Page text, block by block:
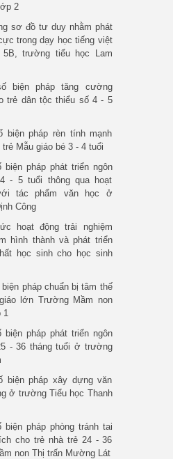
2
sơ đồ tư duy nhằm phát
trong dạy học tiếng việt
trường tiểu học Lam
biện pháp tăng cường
trẻ dân tộc thiểu số 4 - 5
biện pháp rèn tính mạnh
Mẫu giáo bé 3 - 4 tuổi
biện pháp phát triển ngôn
- 5 tuổi thông qua hoạt
tác phẩm văn học ở
Công
hoạt động trải nghiệm
hình thành và phát triển
học sinh cho học sinh
pháp chuẩn bị tâm thế
lớn Trường Mầm non
1
biện pháp phát triển ngôn
- 36 tháng tuổi ở trường
biện pháp xây dựng văn
ở trường Tiểu học Thanh
biện pháp phòng tránh tai
cho trẻ nhà trẻ 24 - 36
non Thị trấn Mường Lát